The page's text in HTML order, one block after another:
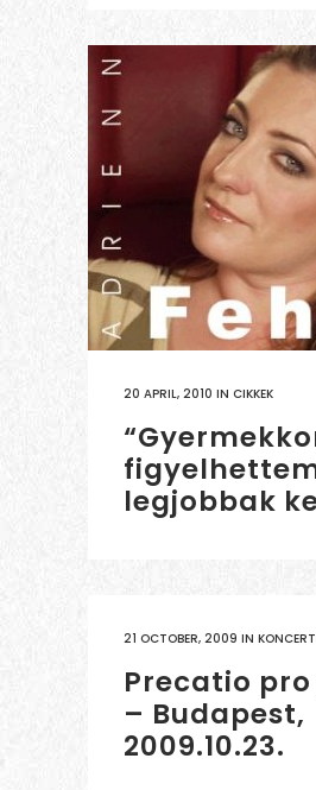
20 APRIL, 2010 IN CIKKEK
legjobbak
21 OCTOBER, 2009 IN
Precatio
– Budapest,
2009.10.23.